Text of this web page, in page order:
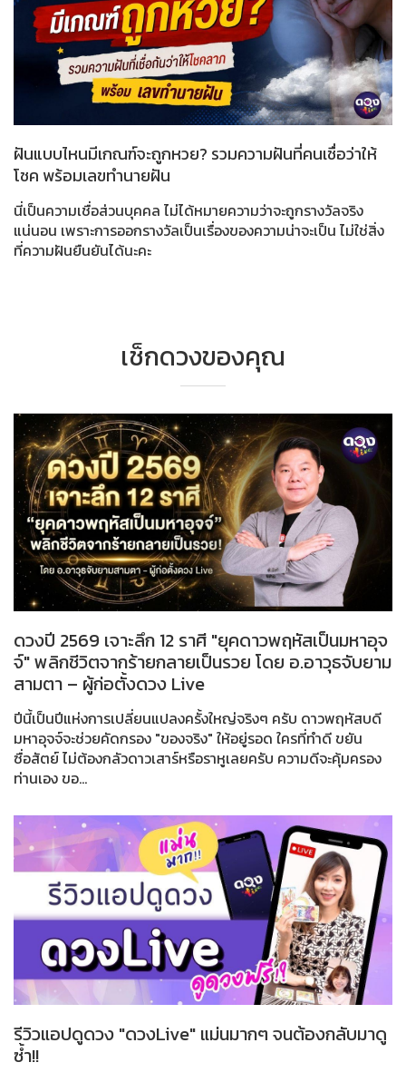
ฝันแบบไหนมีเกณฑ์จะถูกหวย? รวมความฝันที่คนเชื่อว่าให้
โชค พร้อมเลขทำนายฝัน
นี่เป็นความเชื่อส่วนบุคคล ไม่ได้หมายความว่าจะถูกรางวัลจริง
แน่นอน เพราะการออกรางวัลเป็นเรื่องของความน่าจะเป็น ไม่ใช่สิ่ง
ที่ความฝันยืนยันได้นะคะ
เช็กดวงของคุณ
ดวงปี 2569 เจาะลึก 12 ราศี "ยุคดาวพฤหัสเป็นมหาอุจ
จ์" พลิกชีวิตจากร้ายกลายเป็นรวย โดย อ.อาวุธจับยาม
สามตา – ผู้ก่อตั้งดวง Live
ปีนี้เป็นปีแห่งการเปลี่ยนแปลงครั้งใหญ่จริงๆ ครับ ดาวพฤหัสบดี
มหาอุจจ์จะช่วยคัดกรอง "ของจริง" ให้อยู่รอด ใครที่ทำดี ขยัน
ซื่อสัตย์ ไม่ต้องกลัวดาวเสาร์หรือราหูเลยครับ ความดีจะคุ้มครอง
ท่านเอง ขอ...
รีวิวแอปดูดวง "ดวงLive" แม่นมากๆ จนต้องกลับมาดู
ซ้ำ!!